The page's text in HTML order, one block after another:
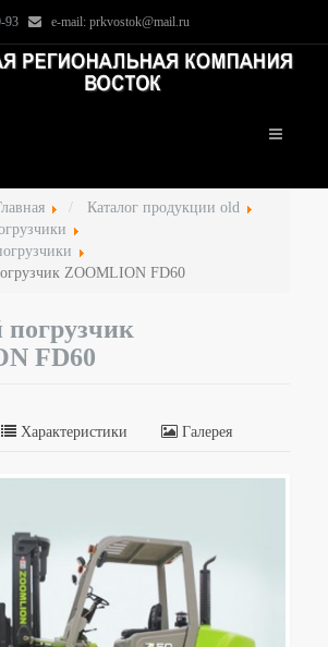
93 e-mail: prkvostok@mail.ru
Каталог продукции old
ZOOMLION FD60
FD60
Характеристики Галерея